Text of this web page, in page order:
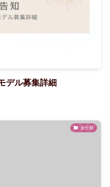
デル募集詳細
未分類